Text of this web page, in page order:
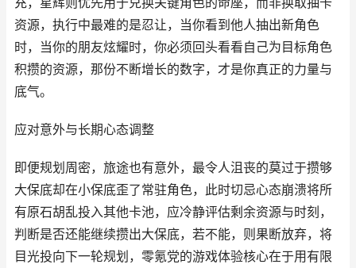
资源，执行中最难的是忍让，当你看到他人抽出新角色
时，当你的朋友炫耀时，你必须回头看看自己为目标角色
积攒的资源，那份不断增长的数字，才是你真正的力量与
底气。
应对意外与长期心态调整
即便规划周密，旅途也有意外，最令人沮丧的莫过于攒够
大保底却在小保底歪了常驻角色，此时切忌心态崩溃将所
有原石胡乱投入其他卡池，应冷静评估剩余资源与时刻，
判断是否还能继续攒出大保底，若不能，则果断放弃，将
目光投向下一轮规划，零氪党的游戏体验核心在于用有限